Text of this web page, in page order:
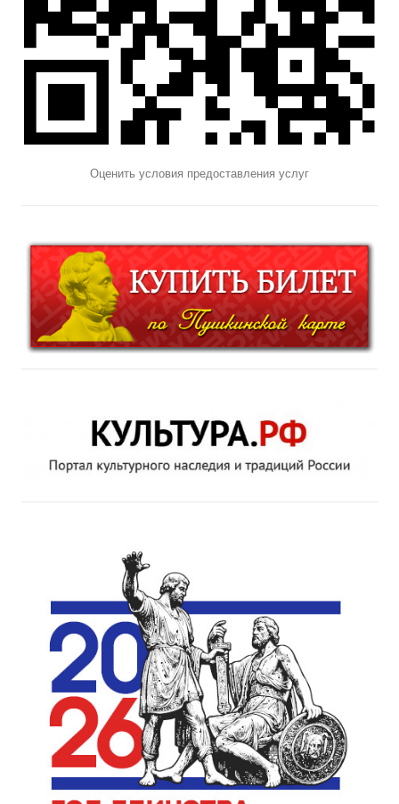
Оценить условия предоставления услуг